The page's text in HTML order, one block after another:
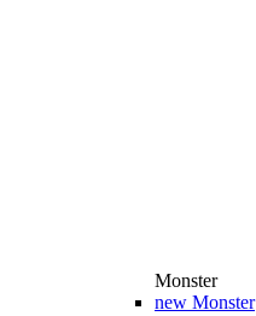
Monster
new Monster